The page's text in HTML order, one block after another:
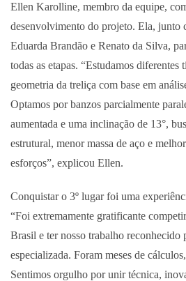
Ellen Karolline, membro da equipe,
desenvolvimento do projeto. Ela, junto
Eduarda Brandão e Renato da Silva,
todas as etapas. “Estudamos
geometria da treliça com base em
Optamos por banzos parcialmente
aumentada e uma inclinação de 13°,
estrutural, menor massa de aço e
esforços”, explicou Ellen.
Conquistar o 3º lugar foi uma
“Foi extremamente gratificante
Brasil e ter nosso trabalho reconhecido
especializada. Foram meses de
Sentimos orgulho por unir técnica,